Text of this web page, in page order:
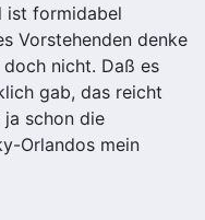
ist formidabel
Vorstehenden denke
nicht. Daß es
gab, das reicht
ja schon die
Orlandos mein